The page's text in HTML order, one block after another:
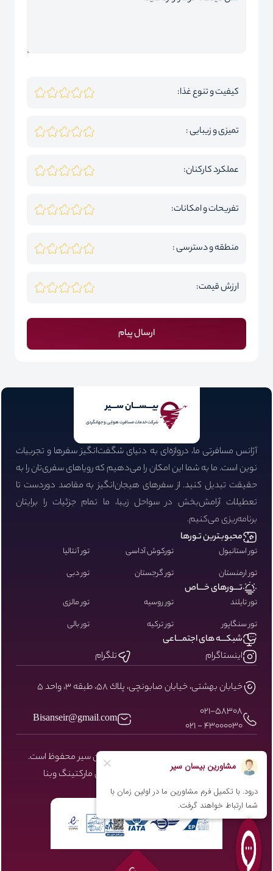
کیفیت و تنوع غذا:
تمیزی و زیبایی :
عملکرد کارکنان:
تفریحات و امکانات:
منطقه و دسترسی :
ارزش قیمت:
ارسال پیام
بیـــســـان ســـیر
شرکت خدمات مسافرت هوایی و جهانگردی
آژانس مسافرتی ما، دروازه‌ای به دنیای شگفت‌انگیز سفرها و تجربیات
نوین است. ما به شما این امکان را می‌دهیم که رویاهای سفری‌تان را به
حقیقت تبدیل کنید. از سفرهای هیجان‌انگیز به مقاصد دوردست تا
تعطیلات آرامش‌بخش در سواحل زیبا، ما تمام جزئیات را برایتان
برنامه‌ریزی می‌کنیم.
محبوبـترین تـورها
تور استانبول تورکوش آداسی
تور آنتالیا
تور ارمنستان
تور گرجستان تور دبی
تـــورهای خـــاص
تور تایلند تور روسیه
تور مالزی
تور سنگاپور
تور ترکیه تور بالی
شبکـــه های اجتمـــاعی
اینستاگرام
تلگرام
خيابان بهشتى، خيابان صابونچى، پلاك ٥٨، طبقه ٣، واحد ٥
۰۲۱-58308
43000030 - 021
Bisanseir@gmail.com
کلیه حقوق مادی و معنوی سایت نزد بیسان سیر محفوظ است.
طراحی و توسعه توسط شرکت دیجیتال مارکتینگوبنا